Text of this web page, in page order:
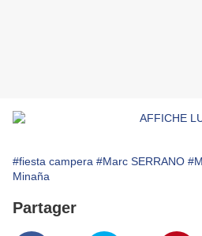
#fiesta campera #Marc SERRANO
Minaña
Partager